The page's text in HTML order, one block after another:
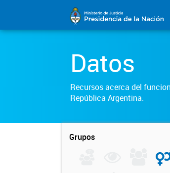
Datos
Recursos acerca del
República Argentina.
Grupos